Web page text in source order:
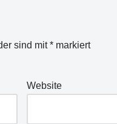
sind mit* markiert
Website